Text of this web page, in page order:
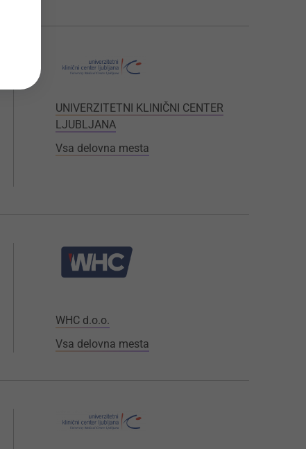
UNIVERZITETNI KLINIČNI CENTER
LJUBLJANA
Vsa delovna mesta
WHC d.o.o.
Vsa delovna mesta